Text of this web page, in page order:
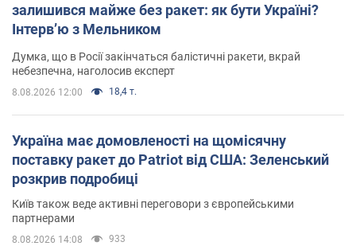
залишився майже без ракет: як бути Україні?
Інтерв’ю з Мельником
Думка, що в Росії закінчаться балістичні ракети, вкрай
небезпечна, наголосив експерт
8.08.2026 12:00 18,4 т.
Україна має домовленості на щомісячну
поставку ракет до Patriot від США: Зеленський
розкрив подробиці
Київ також веде активні переговори з європейськими
партнерами
8.08.2026 14:08 933